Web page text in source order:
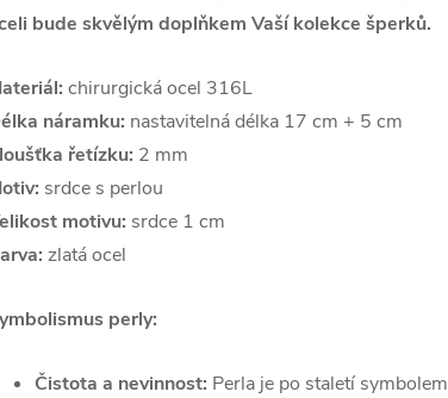
bude skvělým doplňkem Vaší kolekce šperků.
chirurgická ocel 316L
náramku: nastavitelná délka 17 cm + 5 cm
řetízku: 2 mm
srdce s perlou
motivu: srdce 1 cm
zlatá ocel
perly:
Čistota a nevinnost: Perla je po staletí symbolem